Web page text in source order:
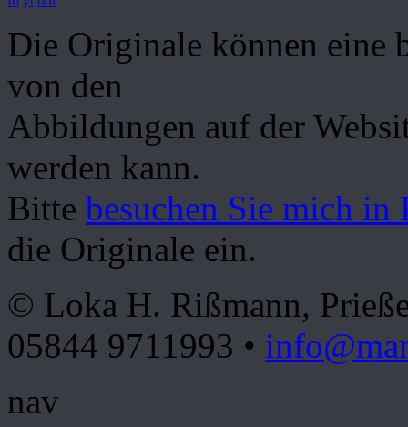
Die Originale können eine
von den
Abbildungen auf der
werden kann.
Bitte besuchen Sie mich in
die Originale ein.
© Loka H. Rißmann,
05844 9711993 •
nav